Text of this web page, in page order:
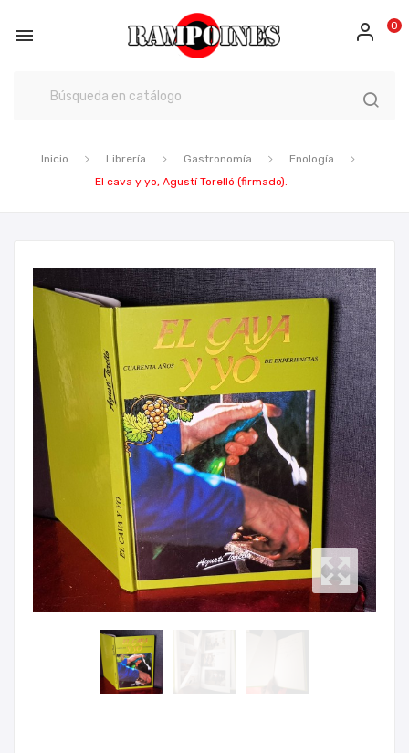
 0
Inicio Librería Gastronomía
Enología
El cava y yo, Agustí Torelló (firmado).